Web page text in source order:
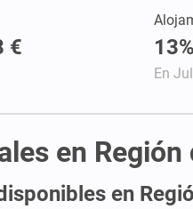
€ 13%
En
en Región
en